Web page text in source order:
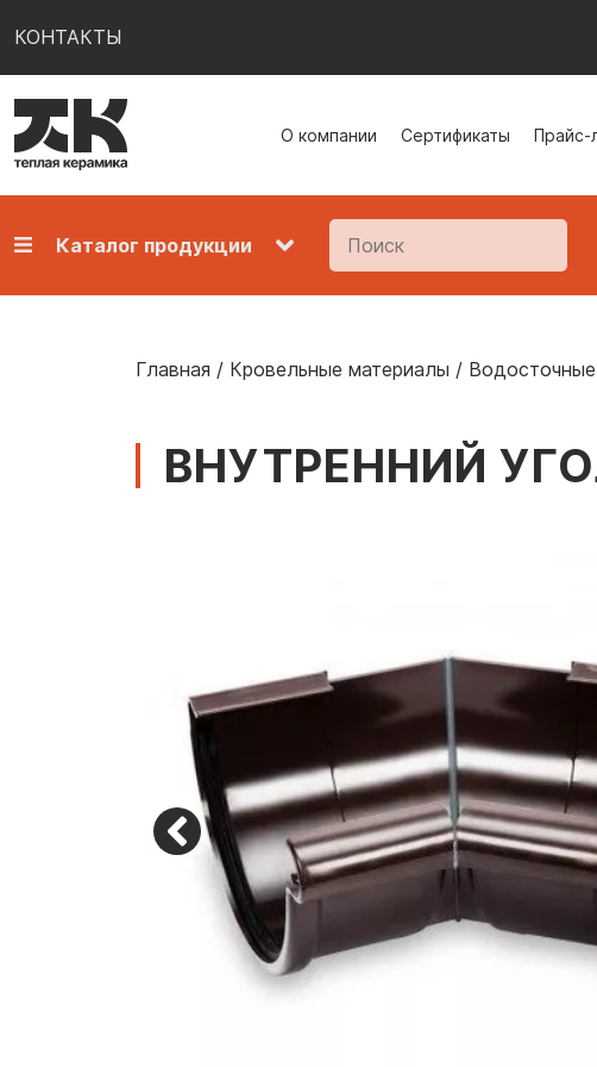
КОНТАКТЫ
О компании Сертификаты Прайс-
Каталог продукции
Главная / Кровельные материалы /
ВНУТРЕННИЙ